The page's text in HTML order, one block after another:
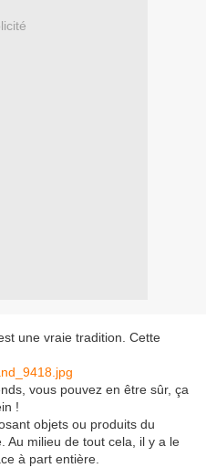
une vraie tradition. Cette
vous pouvez en être sûr, ça
!
objets ou produits du
Au milieu de tout cela, il y a le
à part entière.